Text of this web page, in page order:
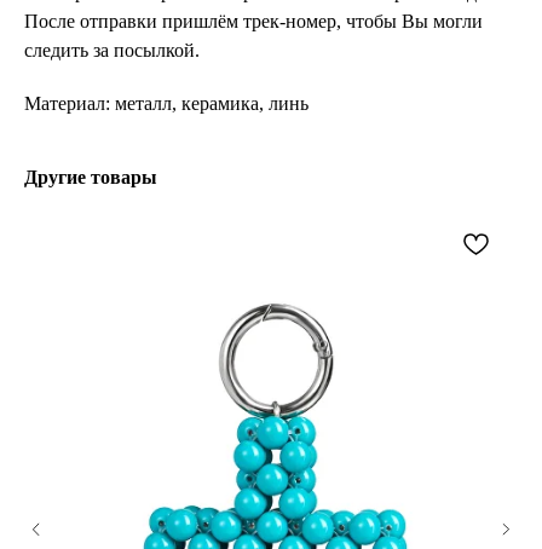
После отправки пришлём трек-номер, чтобы Вы могли
следить за посылкой.
Материал: металл, керамика, линь
Другие товары